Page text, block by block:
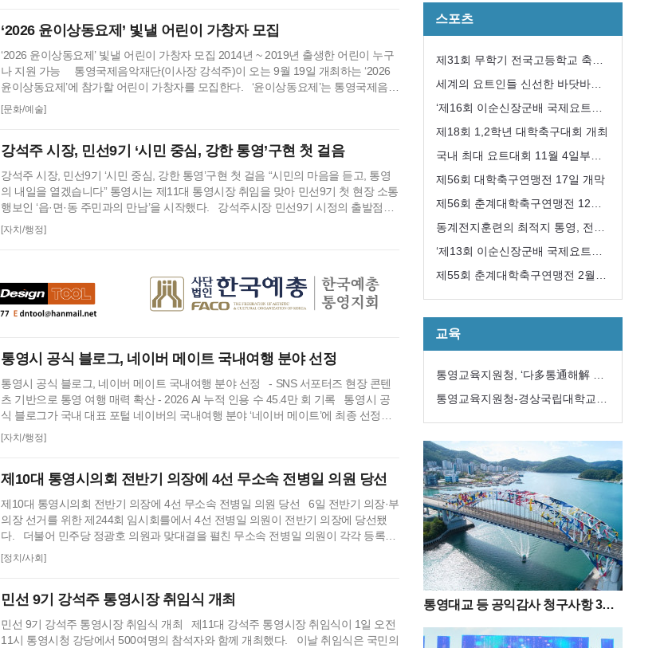
‘2026 윤이상동요제’ 빛낼 어린이 가창자 모집
‘2026 윤이상동요제’ 빛낼 어린이 가창자 모집 2014년 ~ 2019년 출생한 어린이 누구
나 지원 가능 통영국제음악재단(이사장 강석주)이 오는 9월 19일 개최하는 ‘2026
윤이상동요제’에 참가할 어린이 가창자를 모집한다. ‘윤이상동요제’는 통영국제음악
재단이 세계적인 작곡가 윤이상 선생의 음악적 유산을 계승하고자 시작한 사업으로,
어린이들에게 음악 교육 기회를 제공하고, 창작동요를 보급하기 위해 2012년부터 진
[문화/예술]
강석주 시장, 민선9기 ‘시민 중심, 강한 통영’구현 첫 걸음
강석주 시장, 민선9기 ‘시민 중심, 강한 통영’구현 첫 걸음 “시민의 마음을 듣고, 통영
의 내일을 열겠습니다” 통영시는 제11대 통영시장 취임을 맞아 민선9기 첫 현장 소통
행보인 ‘읍·면·동 주민과의 만남’을 시작했다. 강석주시장 민선9기 시정의 출발점에
서 시민들을 직접 만나 시정 운영 방향과 비전을 공유하고, 현장의 목소리를 시정에
[자치/행정]
통영시 공식 블로그, 네이버 메이트 국내여행 분야 선정
통영시 공식 블로그, 네이버 메이트 국내여행 분야 선정 - SNS 서포터즈 현장 콘텐
츠 기반으로 통영 여행 매력 확산 - 2026 AI 누적 인용 수 45.4만 회 기록 통영시 공
식 블로그가 국내 대표 포털 네이버의 국내여행 분야 ‘네이버 메이트’에 최종 선정됐
다고 3일 밝혔다. 이번 선정은 네이버 AI 브리핑에 45.4만 회 이상 인용된 성과를 바
[자치/행정]
제10대 통영시의회 전반기 의장에 4선 무소속 전병일 의원 당선
제10대 통영시의회 전반기 의장에 4선 무소속 전병일 의원 당선 6일 전반기 의장·부
의장 선거를 위한 제244회 임시회를에서 4선 전병일 의원이 전반기 의장에 당선됐
다. 더불어 민주당 정광호 의원과 맞대결을 펼친 무소속 전병일 의원이 각각 등록해
정견 발표 이후 곧바로 실시된 제1차 투표 결과 총 투표수 14표 중 정광호 의원 7표,
[정치/사회]
민선 9기 강석주 통영시장 취임식 개최
민선 9기 강석주 통영시장 취임식 개최 제11대 강석주 통영시장 취임식이 1일 오전
11시 통영시청 강당에서 500여명의 참석자와 함께 개최했다. 이날 취임식은 국민의
스포츠
제31회 무학기 전국고등학교 축구
대회 성공리에 개최
세계의 요트인들 신선한 바닷바람
과 수산물에 한껏 취해
‘제16회 이순신장군배 국제요트대
회’ 개최
제18회 1,2학년 대학축구대회 개최
국내 최대 요트대회 11월 4일부터
8일까지 통영 한산도 앞바다에서
개최
제56회 대학축구연맹전 17일 개막
제56회 춘계대학축구연맹전 12일
개막
동계전지훈련의 최적지 통영, 전국
에서 모이다
‘제13회 이순신장군배 국제요트대
회’ 내달 8일개막
제55회 춘계대학축구연맹전 2월
12일 개막
교육
통영교육지원청, ‘다多통通해解 학
생맞춤통합지원 전문자문위원단’구
성
통영교육지원청-경상국립대학교
해양과학대학,
통영대교 등 공익감사 청구사항 3